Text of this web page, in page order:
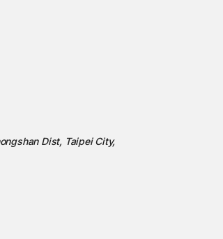
Dist, Taipei City,